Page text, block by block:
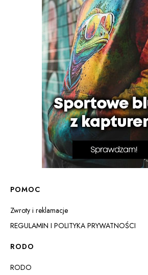
Linki w stopce
POMOC
Zwroty i reklamacje
REGULAMIN I POLITYKA PRYWATNOŚCI
RODO
RODO